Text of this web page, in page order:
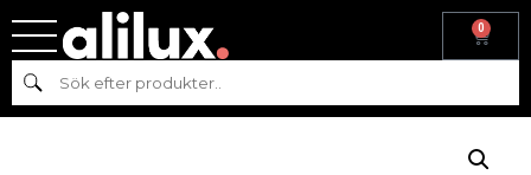
0
Sök
Hem
draglådor